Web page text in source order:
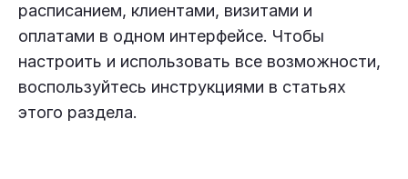
расписанием, клиентами, визитами и
оплатами в одном интерфейсе. Чтобы
настроить и использовать все возможности,
воспользуйтесь инструкциями в статьях
этого раздела.